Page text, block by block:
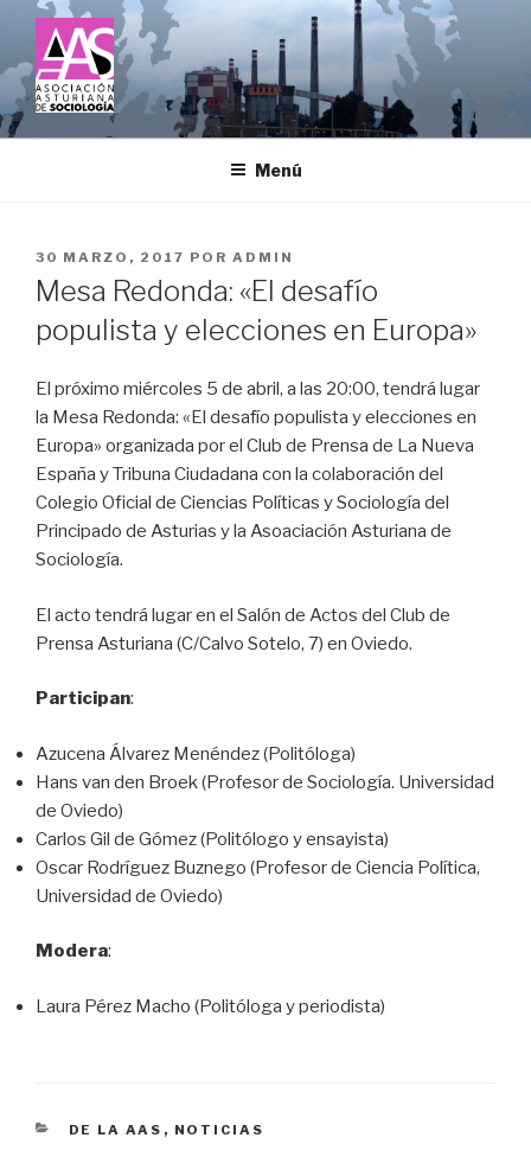
Saltar
contenido
ASOCIACIÓN ASTURIANA DE
SOCIOLOGÍA
Menú
PUBLICADO
EL
30 MARZO, 2017 POR ADMIN
Mesa Redonda: «El desafío
populista y elecciones en Europa»
El próximo miércoles 5 de abril, a las 20:00, tendrá lugar
la Mesa Redonda: «El desafío populista y elecciones en
Europa» organizada por el Club de Prensa de La Nueva
España y Tribuna Ciudadana con la colaboración del
Colegio Oficial de Ciencias Políticas y Sociología del
Principado de Asturias y la Asoaciación Asturiana de
Sociología.
El acto tendrá lugar en el Salón de Actos del Club de
Prensa Asturiana (C/Calvo Sotelo, 7) en Oviedo.
Participan:
Azucena Álvarez Menéndez (Politóloga)
Hans van den Broek (Profesor de Sociología. Universidad
de Oviedo)
Carlos Gil de Gómez (Politólogo y ensayista)
Oscar Rodríguez Buznego (Profesor de Ciencia Política,
Universidad de Oviedo)
Modera:
Laura Pérez Macho (Politóloga y periodista)
CATEGORÍAS
DE LA AAS , NOTICIAS